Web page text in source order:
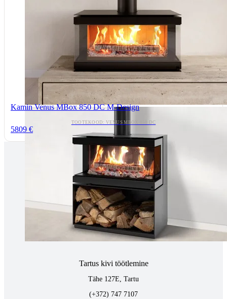
Kamin Venus MBox 850 DC M-Design
TOOTEKOOD: VENUS MBOX 850 DC
5809 €
Tallinnas kaminasalong
Pärnu mnt. 139E/2, 11317, Tallinn
(+372) 677 6977
kaminakoda@kaminakoda.ee
E-R 10:00-18:30
Tartus kivi töötlemine
Tähe 127E, Tartu
(+372) 747 7107